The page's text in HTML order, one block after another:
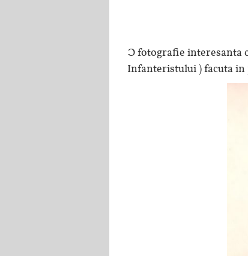
O fotografie interesanta
Infanteristului ) facuta in